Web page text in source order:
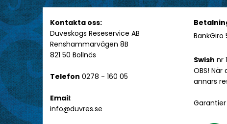
Kontakta oss:
Duveskogs Reseservice AB
Renshammarvägen 8B
821 50 Bollnäs
Telefon 0278 - 160 05
Email:
info@duvres.se
BankGiro
Swish nr
OBS!
annars